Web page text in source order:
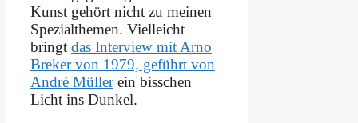
Kunst ge­hört nicht zu mei­nen
Spe­zi­al­the­men. Viel­leicht
bringt das In­ter­view mit Ar­no
Bre­ker von 1979, ge­führt von
An­dré Mül­lerein biss­chen
Licht ins Dun­kel.